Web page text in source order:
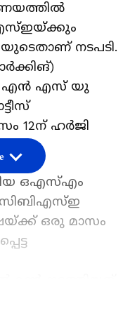
നടപടി.
എൻ എസ് യു
12ന് ഹർജി
ഒഎസ്എം
സിബിഎസ്ഇ
ഒരു മാസം